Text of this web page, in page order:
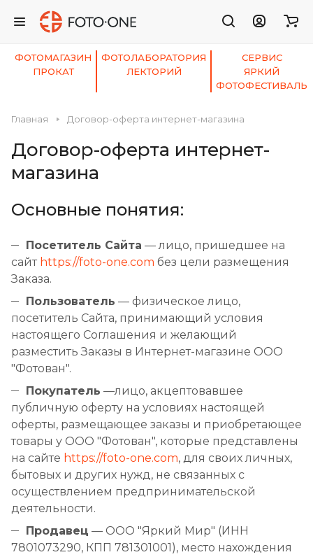
ФОТОМАГАЗИН ФОТОЛАБОРАТОРИЯ
СЕРВИС
ПРОКАТ
ЛЕКТОРИЙ
ЯРКИЙ
ФОТОФЕСТИВАЛЬ
Главная Договор-оферта интернет-магазина
Договор-оферта интернет-
магазина
Основные понятия:
Посетитель Сайта — лицо, пришедшее на
сайт https://foto-one.com без цели размещения
Заказа.
Пользователь — физическое лицо,
посетитель Сайта, принимающий условия
настоящего Соглашения и желающий
разместить Заказы в Интернет-магазине ООО
"Фотован".
Покупатель —лицо, акцептовавшее
публичную оферту на условиях настоящей
оферты, размещающее заказы и приобретающее
товары у ООО "Фотован", которые представлены
на сайте https://foto-one.com, для своих личных,
бытовых и других нужд, не связанных с
осуществлением предпринимательской
деятельности.
Продавец — ООО "Яркий Мир" (ИНН
7801073290, КПП 781301001), место нахождения